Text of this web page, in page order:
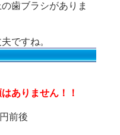
歯ブラシがありま
ですね。
ありません！！
前後